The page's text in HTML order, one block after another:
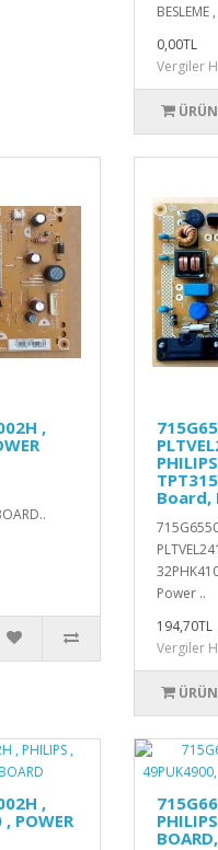
BESLEME
0,00TL
Vergiler
,
Board,
Power ..
194,70TL
Vergiler
,
POWER